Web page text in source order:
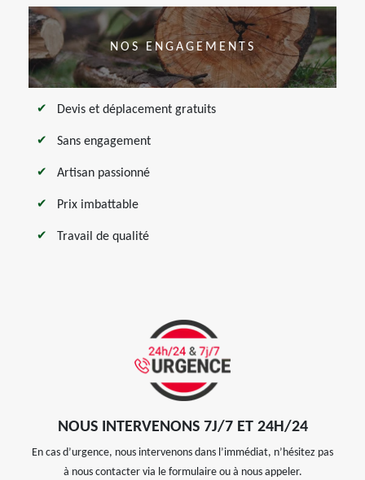
NOS ENGAGEMENTS
Devis et déplacement gratuits
Sans engagement
Artisan passionné
Prix imbattable
Travail de qualité
NOUS INTERVENONS 7J/7 ET 24H/24
En cas d’urgence, nous intervenons dans l’immédiat, n’hésitez pas
à nous contacter via le formulaire ou à nous appeler.